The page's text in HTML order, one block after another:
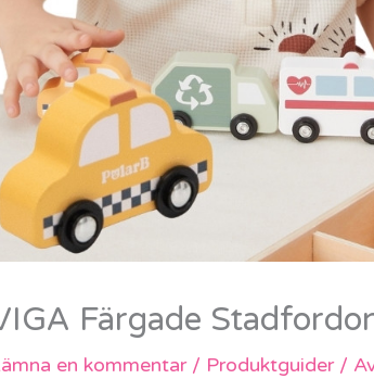
Färgade
en kommentar / Produktguider/